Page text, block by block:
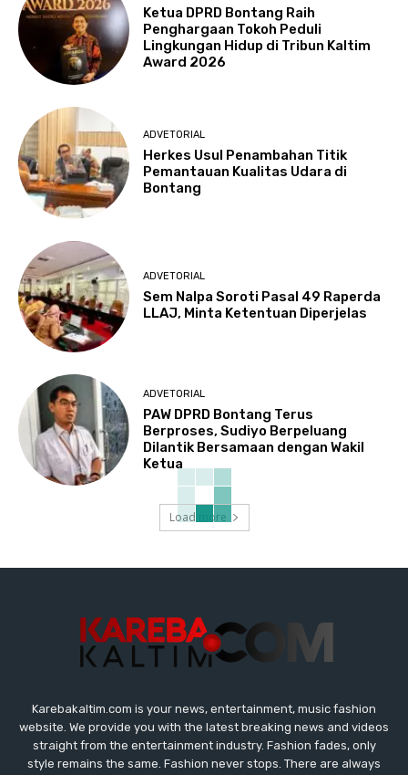
Ketua DPRD Bontang Raih
Penghargaan Tokoh Peduli
Lingkungan Hidup di Tribun Kaltim
Award 2026
ADVETORIAL
Herkes Usul Penambahan Titik
Pemantauan Kualitas Udara di
Bontang
ADVETORIAL
Sem Nalpa Soroti Pasal 49 Raperda
LLAJ, Minta Ketentuan Diperjelas
ADVETORIAL
PAW DPRD Bontang Terus
Berproses, Sudiyo Berpeluang
Dilantik Bersamaan dengan Wakil
Ketua
Load more
Karebakaltim.com is your news, entertainment, music fashion
website. We provide you with the latest breaking news and videos
straight from the entertainment industry. Fashion fades, only
style remains the same. Fashion never stops. There are always